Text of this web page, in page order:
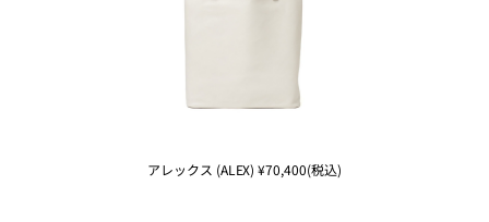
アレックス (ALEX) ¥70,400(税込)